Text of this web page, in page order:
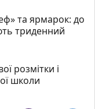
та ярмарок: до
триденний
розмітки і
школи